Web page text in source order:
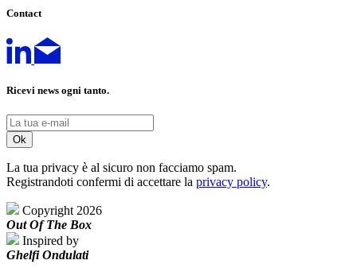
Contact
Ricevi news ogni tanto.
La tua privacy è al sicuro non facciamo spam.
Registrandoti confermi di accettare la privacy policy.
Copyright 2026
Out Of The Box
Inspired by
Ghelfi Ondulati